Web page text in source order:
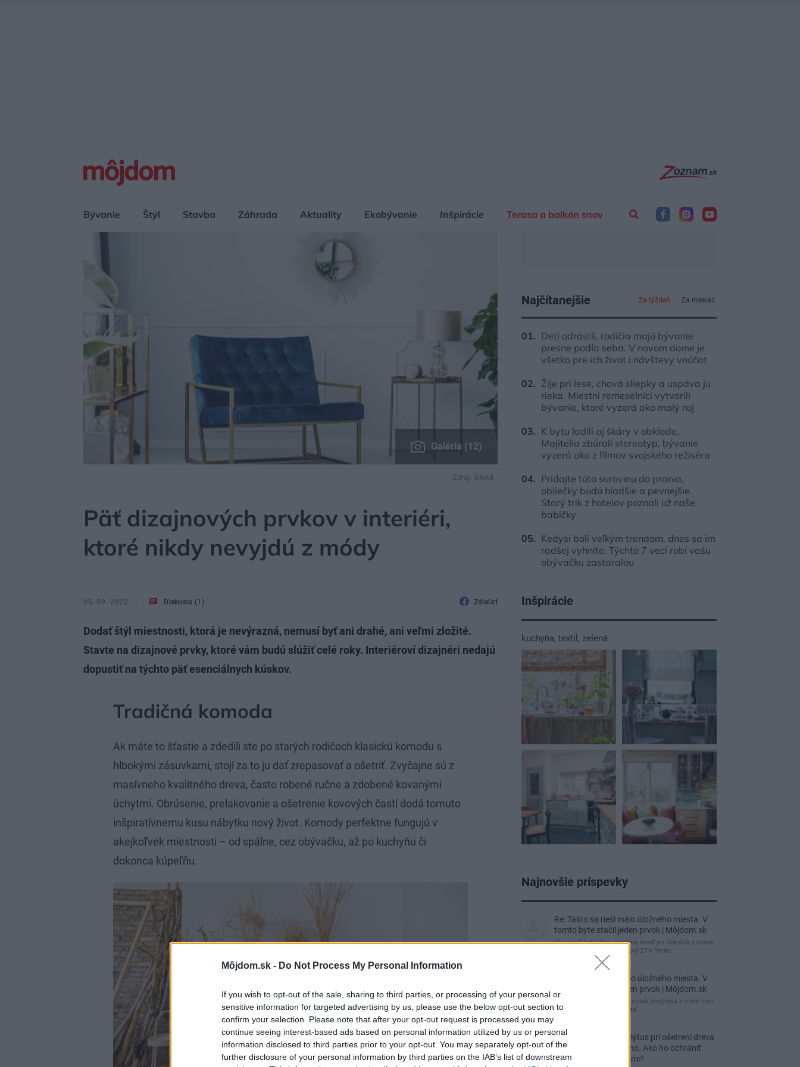
Môjdom.sk - Do Not Process My Personal Information
If you wish to opt-out of the sale, sharing to third parties, or processing of your personal or
sensitive information for targeted advertising by us, please use the below opt-out section to
confirm your selection. Please note that after your opt-out request is processed you may
continue seeing interest-based ads based on personal information utilized by us or personal
information disclosed to third parties prior to your opt-out. You may separately opt-out of the
further disclosure of your personal information by third parties on the IAB’s list of downstream
Bývanie Štýl Stavba Záhrada Aktuality Ekobývanie Inšpirácie Terasa a balkón snov
Galéria (12)
Zdroj: iStock
Päť dizajnových prvkov v interiéri,
ktoré nikdy nevyjdú z módy
05. 09. 2022 Diskusia (1) Zdieľať
Dodať štýl miestnosti, ktorá je nevýrazná, nemusí byť ani drahé, ani veľmi zložité.
Stavte na dizajnové prvky, ktoré vám budú slúžiť celé roky. Interiéroví dizajnéri nedajú
dopustiť na týchto päť esenciálnych kúskov.
Tradičná komoda
Ak máte to šťastie a zdedili ste po starých rodičoch klasickú komodu s
hlbokými zásuvkami, stojí za to ju dať zrepasovať a ošetriť. Zvyčajne sú z
masívneho kvalitného dreva, často robené ručne a zdobené kovanými
úchytmi. Obrúsenie, prelakovanie a ošetrenie kovových častí dodá tomuto
inšpiratívnemu kusu nábytku nový život. Komody perfektne fungujú v
akejkoľvek miestnosti – od spálne, cez obývačku, až po kuchyňu či
dokonca kúpeľňu.
Najčítanejšie Za týždeň Za mesiac
Deti odrástli, rodičia majú bývanie
presne podľa seba. V novom dome je
všetko pre ich život i návštevy vnúčat
Žije pri lese, chová sliepky a uspáva ju
rieka. Miestni remeselníci vytvorili
bývanie, ktoré vyzerá ako malý raj
K bytu ladili aj škáry v obklade.
Majitelia zbúrali stereotyp, bývanie
vyzerá ako z filmov svojského režiséra
Pridajte túto surovinu do prania,
obliečky budú hladšie a pevnejšie.
Starý trik z hotelov poznali už naše
babičky
Kedysi boli veľkým trendom, dnes sa im
radšej vyhnite. Týchto 7 vecí robí vašu
obývačku zastaralou
Inšpirácie
kuchyňa, textil , zelená
Najnovšie príspevky
Re: Takto sa rieši málo úložného miesta. V
tomto byte stačil jeden prvok | Môjdom.sk
My napríklad labky utierame hneď pri dverách a doma
pred dvere používame tyčový ETA Terier…
Re: Takto sa rieši málo úložného miesta. V
tomto byte stačil jeden prvok | Môjdom.sk
Dizajn je to nádherný, tá brezová preglejka a čisté línie
vyzerajú super. Ale vždy, keď…
Re: Toto je najväčší mýtus pri ošetrení dreva
a môže vás vyjsť draho. Ako ho ochrániť
pred hnitím a škodcami?